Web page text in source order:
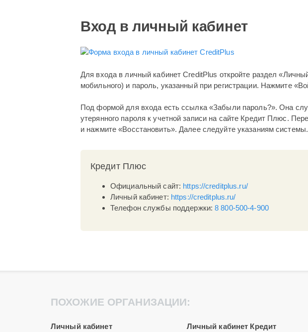
Вход в личный кабинет
Для входа в личный кабинет CreditPlus откройте раздел
мобильного) и пароль, указанный при регистрации. Нажмите
Под формой для входа есть ссылка «Забыли пароль?». Она
утерянного пароля к учетной записи на сайте Кредит Плюс.
и нажмите «Восстановить». Далее следуйте указаниям системы.
Кредит Плюс
Официальный сайт: https://creditplus.ru/
Личный кабинет: https://creditplus.ru/
Телефон службы поддержки:8 800-500-4-900
ПОХОЖИЕ ОРГАНИЗАЦИИ:
Личный кабинет
Личный кабинет Кредит